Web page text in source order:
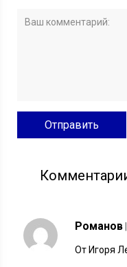
Романов
От Игоря